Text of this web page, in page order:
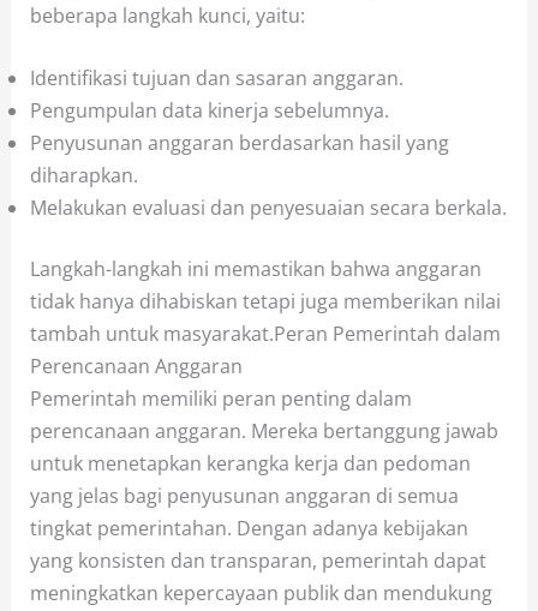
beberapa langkah kunci, yaitu:
Identifikasi tujuan dan sasaran anggaran.
Pengumpulan data kinerja sebelumnya.
Penyusunan anggaran berdasarkan hasil yang
diharapkan.
Melakukan evaluasi dan penyesuaian secara berkala.
Langkah-langkah ini memastikan bahwa anggaran
tidak hanya dihabiskan tetapi juga memberikan nilai
tambah untuk masyarakat.Peran Pemerintah dalam
Perencanaan Anggaran
Pemerintah memiliki peran penting dalam
perencanaan anggaran. Mereka bertanggung jawab
untuk menetapkan kerangka kerja dan pedoman
yang jelas bagi penyusunan anggaran di semua
tingkat pemerintahan. Dengan adanya kebijakan
yang konsisten dan transparan, pemerintah dapat
meningkatkan kepercayaan publik dan mendukung